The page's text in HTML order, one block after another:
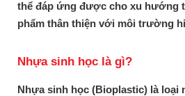
thể đáp ứng được cho xu hướng
phẩm thân thiện với môi trường
Nhựa sinh học là gì?
Nhựa sinh học (Bioplastic) là loại